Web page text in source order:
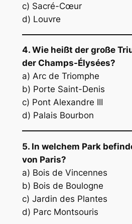
c) Sacré-Cœur
d) Louvre
4. Wie heißt der große
der Champs-Élysées?
a) Arc de Triomphe
b) Porte Saint-Denis
c) Pont Alexandre III
d) Palais Bourbon
5. In welchem Park
von Paris?
a) Bois de Vincennes
b) Bois de Boulogne
c) Jardin des Plantes
d) Parc Montsouris